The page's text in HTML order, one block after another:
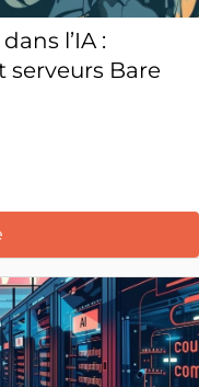
l’IA :
serveurs Bare